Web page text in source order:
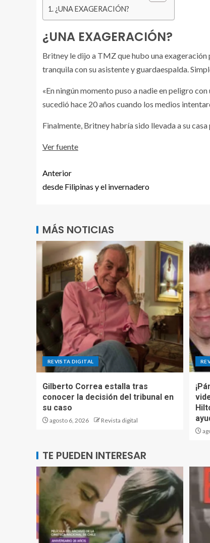
¿UNA EXAGERACIÓN?
¿UNA EXAGERACIÓN?
Britney le dijo a TMZ que hubo una
tranquila con su asistente y guardaespalda.
«En ningún momento puso a nadie en peligro
sucedió hace 20 años cuando los medios
Finalmente, Britney habría sido llevada a su
Ver fuente
Anterior
desde Filipinas y el invernadero
MÁS NOTICIAS
REVISTA DIGITAL
Gilberto Correa estalla tras
conocer la decisión del tribunal en
su caso
agosto 6, 2026 Revista digital
TE PUEDEN INTERESAR